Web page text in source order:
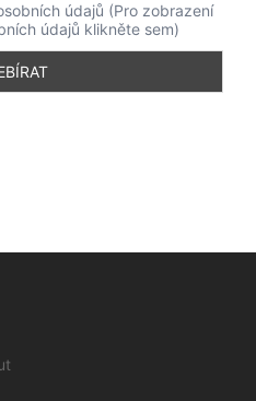
údajů (Pro zobrazení
údajů klikněte sem)